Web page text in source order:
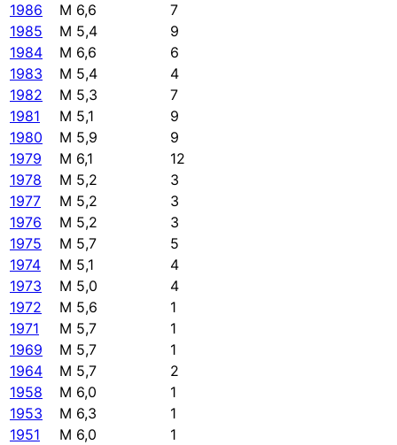
1986
M 6,6
7
1985
M 5,4
9
1984
M 6,6
6
1983
M 5,4
4
1982
M 5,3
7
1981
M 5,1
9
1980
M 5,9
9
1979
M 6,1
12
1978
M 5,2
3
1977
M 5,2
3
1976
M 5,2
3
1975
M 5,7
5
1974
M 5,1
4
1973
M 5,0
4
1972
M 5,6
1
1971
M 5,7
1
1969
M 5,7
1
1964
M 5,7
2
1958
M 6,0
1
1953
M 6,3
1
1951
M 6,0
1